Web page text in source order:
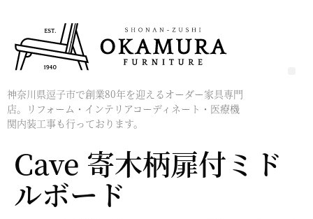
神奈川県逗子市で創業80年を迎えるオーダー家具専門
店。リフォーム・インテリアコーディネート・医療機
関内装工事も行っております。
Cave 寄木柄扉付ミド
ルボード